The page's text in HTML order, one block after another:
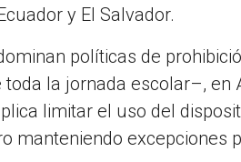
y El Salvador.
políticas de
la jornada escolar–,
limitar el uso del
manteniendo excepciones